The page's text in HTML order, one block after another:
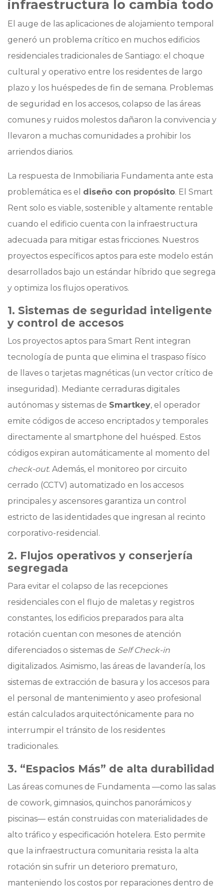
infraestructura lo cambia todo
El auge de las aplicaciones de alojamiento temporal
generó un problema crítico en muchos edificios
residenciales tradicionales de Santiago: el choque
cultural y operativo entre los residentes de largo
plazo y los huéspedes de fin de semana. Problemas
de seguridad en los accesos, colapso de las áreas
comunes y ruidos molestos dañaron la convivencia y
llevaron a muchas comunidades a prohibir los
arriendos diarios.
La respuesta de Inmobiliaria Fundamenta ante esta
problemática es el diseño con propósito. El Smart
Rent solo es viable, sostenible y altamente rentable
cuando el edificio cuenta con la infraestructura
adecuada para mitigar estas fricciones. Nuestros
proyectos específicos aptos para este modelo están
desarrollados bajo un estándar híbrido que segrega
y optimiza los flujos operativos.
1. Sistemas de seguridad inteligente
y control de accesos
Los proyectos aptos para Smart Rent integran
tecnología de punta que elimina el traspaso físico
de llaves o tarjetas magnéticas (un vector crítico de
inseguridad). Mediante cerraduras digitales
autónomas y sistemas de Smartkey, el operador
emite códigos de acceso encriptados y temporales
directamente al smartphone del huésped. Estos
códigos expiran automáticamente al momento del
check-out. Además, el monitoreo por circuito
cerrado (CCTV) automatizado en los accesos
principales y ascensores garantiza un control
estricto de las identidades que ingresan al recinto
corporativo-residencial.
2. Flujos operativos y conserjería
segregada
Para evitar el colapso de las recepciones
residenciales con el flujo de maletas y registros
constantes, los edificios preparados para alta
rotación cuentan con mesones de atención
diferenciados o sistemas de Self Check-in
digitalizados. Asimismo, las áreas de lavandería, los
sistemas de extracción de basura y los accesos para
el personal de mantenimiento y aseo profesional
están calculados arquitectónicamente para no
interrumpir el tránsito de los residentes
tradicionales.
3. “Espacios Más” de alta durabilidad
Las áreas comunes de Fundamenta —como las salas
de cowork, gimnasios, quinchos panorámicos y
piscinas— están construidas con materialidades de
alto tráfico y especificación hotelera. Esto permite
que la infraestructura comunitaria resista la alta
rotación sin sufrir un deterioro prematuro,
manteniendo los costos por reparaciones dentro de